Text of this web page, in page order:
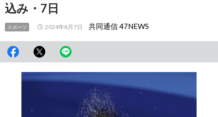
込み・7日
スポーツ 2024年8月7日 共同通信 47NEWS